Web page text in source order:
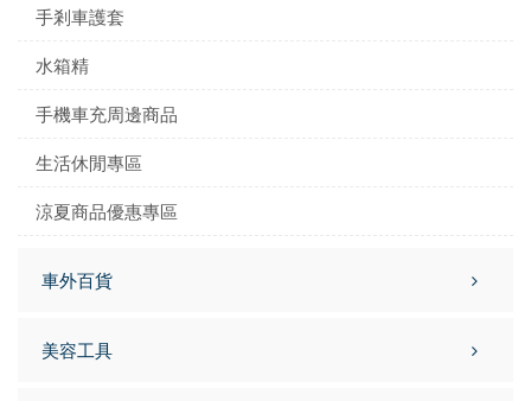
手剎車護套
水箱精
手機車充周邊商品
生活休閒專區
涼夏商品優惠專區
車外百貨
美容工具